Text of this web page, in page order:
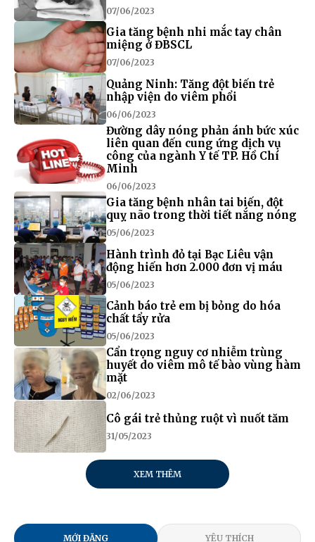
07/06/2023
Gia tăng bệnh nhi mắc tay chân
miệng ở ĐBSCL
07/06/2023
Quảng Ninh: Tăng đột biến trẻ
nhập viện do viêm phổi
06/06/2023
Đường dây nóng phản ánh bức xúc
liên quan đến cung ứng dịch vụ
công của ngành Y tế TP. Hồ Chí
Minh
06/06/2023
Gia tăng bệnh nhân tai biến, đột
quỵ não trong thời tiết nắng nóng
05/06/2023
Hành trình đỏ tại Bạc Liêu vận
động hiến hơn 2.000 đơn vị máu
05/06/2023
Cảnh báo trẻ em bị bỏng do hóa
chất tẩy rửa
05/06/2023
Cẩn trọng nguy cơ nhiễm trùng
huyết do viêm mô tế bào vùng hàm
mặt
02/06/2023
Cô gái trẻ thủng ruột vì nuốt tăm
31/05/2023
XEM THÊM
MỚI ĐĂNG YÊU THÍCH